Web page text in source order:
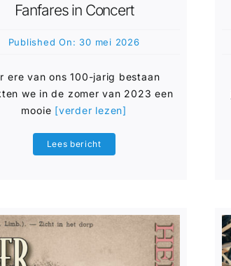
Fanfares in Concert
Published On: 30 mei 2026
ere van ons 100-jarig bestaan
we in de zomer van 2023 een
mooie [verder lezen]
Lees bericht